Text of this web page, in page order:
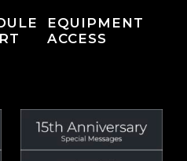
EQUIPMENT
ACCESS